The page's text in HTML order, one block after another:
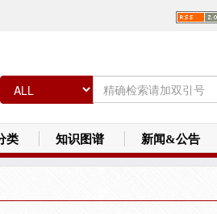
类 知识图谱 新闻&公告